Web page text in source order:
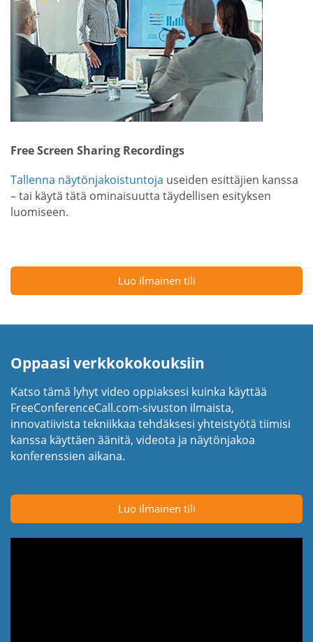
Free Screen Sharing Recordings
Tallenna näytönjakoistuntoja useiden esittäjien kanssa
– tai käytä tätä ominaisuutta täydellisen esityksen
luomiseen.
Luo ilmainen tili
Oppaasi verkkokokouksiin
Katso tämä lyhyt video oppiaksesi kuinka käyttää
FreeConferenceCall.com-sivuston ilmaista,
innovatiivista tekniikkaa tehdäksesi yhteistyötä tiimisi
kanssa käyttäen äänitä, videota ja näytönjakoa
konferenssien aikana.
Luo ilmainen tili